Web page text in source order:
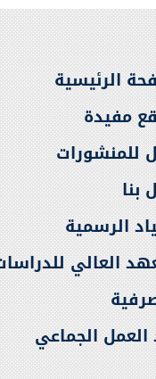
الرئيسية
مفيدة
للمنشورات
بنا
الرسمية
العالي
الجماعي